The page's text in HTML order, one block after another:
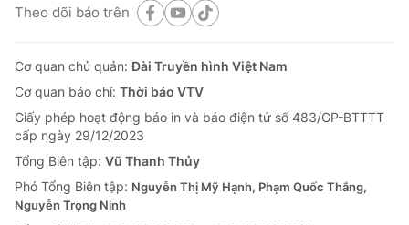
Theo dõi báo trên
Cơ quan chủ quản:Đài Truyền hình Việt Nam
Cơ quan báo chí: Thời báo VTV
Giấy phép hoạt động báo in và báo điện tử số 483/GP-BTTTT
cấp ngày 29/12/2023
Tổng Biên tập: Vũ Thanh Thủy
Phó Tổng Biên tập: Nguyễn Thị Mỹ Hạnh, Phạm Quốc Thắng,
Nguyễn Trọng Ninh